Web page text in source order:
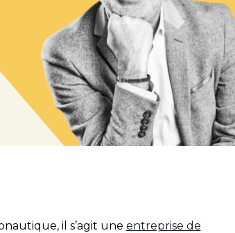
il s’agit une entreprise de